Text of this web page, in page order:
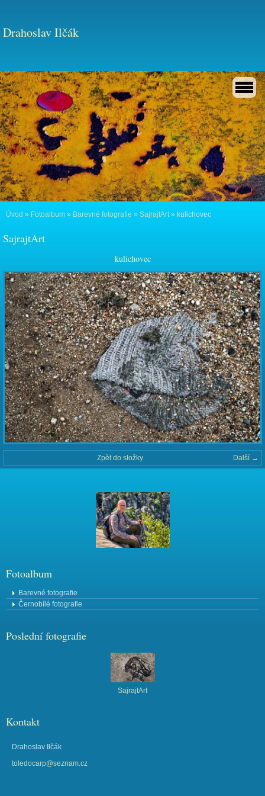
Drahoslav Ilčák
Úvod » Fotoalbum » Barevné fotografie » SajrajtArt» kulichovec
SajrajtArt
kulichovec
Další →
Zpět do složky
Fotoalbum
Barevné fotografie
Černobílé fotografie
Poslední fotografie
SajrajtArt
Kontakt
Drahoslav Ilčák
toledocarp@seznam.cz